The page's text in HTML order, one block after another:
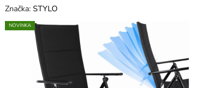
Značka: STYLO
NOVINKA